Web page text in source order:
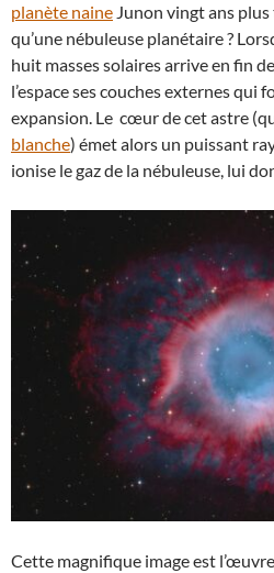
planète naine Junon vingt ans
qu’une nébuleuse planétaire ?
huit masses solaires arrive en fin
l’espace ses couches externes qui
expansion. Le cœur de cet astre
blanche) émet alors un puissant
ionise le gaz de la nébuleuse, lui
Cette magnifique image est